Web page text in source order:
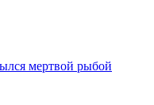
мертвой рыбой